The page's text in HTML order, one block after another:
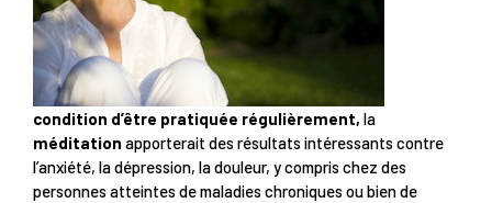
condition d’être pratiquée régulièrement, la
méditation apporterait des résultats intéressants contre
l’anxiété, la dépression, la douleur, y compris chez des
personnes atteintes de maladies chroniques ou bien de